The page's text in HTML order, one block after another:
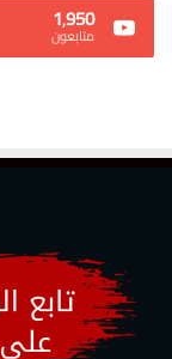
1٬950
متابعون